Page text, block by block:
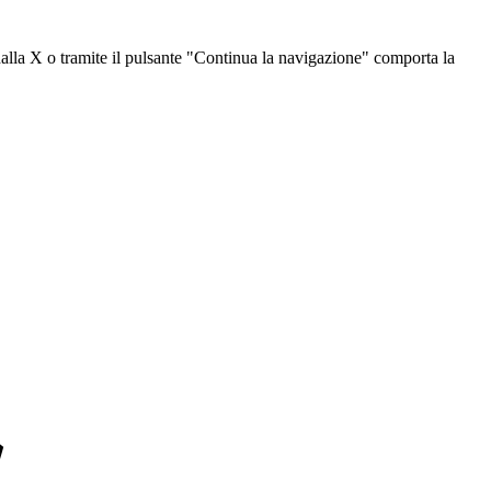
X o tramite il pulsante "Continua la navigazione" comporta la